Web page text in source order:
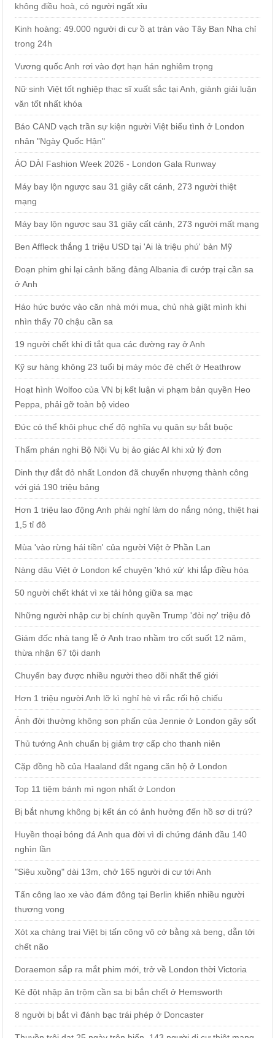
không điều hoà, có người ngất xỉu
Kinh hoàng: 49.000 người di cư ồ ạt tràn vào Tây Ban Nha chỉ
trong 24h
Vương quốc Anh rơi vào đợt hạn hán nghiêm trọng
Nữ sinh Việt tốt nghiệp thạc sĩ xuất sắc tại Anh, giành giải luận
văn tốt nhất khóa
Báo CAND vạch trần sự kiện người Việt biểu tình ở London
nhân "Ngày Quốc Hận"
ÁO DÀI Fashion Week 2026 - London Gala Runway
Máy bay lộn ngược sau 31 giây cất cánh, 273 người thiệt
mạng
Máy bay lộn ngược sau 31 giây cất cánh, 273 người mất mạng
Ben Affleck thắng 1 triệu USD tại 'Ai là triệu phú' bản Mỹ
Đoạn phim ghi lại cảnh băng đảng Albania đi cướp trại cần sa
ở Anh
Háo hức bước vào căn nhà mới mua, chủ nhà giật mình khi
nhìn thấy 70 chậu cần sa
19 người chết khi đi tắt qua các đường ray ở Anh
Kỹ sư hàng không 23 tuổi bị máy móc đè chết ở Heathrow
Hoạt hình Wolfoo của VN bị kết luận vi phạm bản quyền Heo
Peppa, phải gỡ toàn bộ video
Đức có thể khôi phục chế độ nghĩa vụ quân sự bắt buộc
Thẩm phán nghi Bộ Nội Vụ bị ảo giác AI khi xử lý đơn
Dinh thự đắt đỏ nhất London đã chuyển nhượng thành công
với giá 190 triệu bảng
Hơn 1 triệu lao động Anh phải nghỉ làm do nắng nóng, thiệt hại
1,5 tỉ đô
Mùa 'vào rừng hái tiền' của người Việt ở Phần Lan
Nàng dâu Việt ở London kể chuyện 'khó xử' khi lắp điều hòa
50 người chết khát vì xe tải hỏng giữa sa mạc
Những người nhập cư bị chính quyền Trump 'đòi nợ' triệu đô
Giám đốc nhà tang lễ ở Anh trao nhầm tro cốt suốt 12 năm,
thừa nhận 67 tội danh
Chuyến bay được nhiều người theo dõi nhất thế giới
Hơn 1 triệu người Anh lỡ kì nghỉ hè vì rắc rối hộ chiếu
Ảnh đời thường không son phấn của Jennie ở London gây sốt
Thủ tướng Anh chuẩn bị giảm trợ cấp cho thanh niên
Cặp đồng hồ của Haaland đắt ngang căn hộ ở London
Top 11 tiệm bánh mì ngon nhất ở London
Bị bắt nhưng không bị kết án có ảnh hưởng đến hồ sơ di trú?
Huyền thoại bóng đá Anh qua đời vì di chứng đánh đầu 140
nghìn lần
"Siêu xuồng" dài 13m, chở 165 người di cư tới Anh
Tấn công lao xe vào đám đông tại Berlin khiến nhiều người
thương vong
Xót xa chàng trai Việt bị tấn công vô cớ bằng xà beng, dẫn tới
chết não
Doraemon sắp ra mắt phim mới, trở về London thời Victoria
Kẻ đột nhập ăn trộm cần sa bị bắn chết ở Hemsworth
8 người bị bắt vì đánh bạc trái phép ở Doncaster